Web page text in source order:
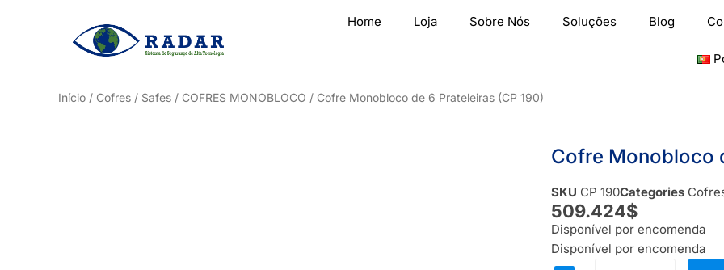
Home Loja Sobre Nós Soluções Blog
Início / Cofres / Safes / COFRES MONOBLOCO / Cofre Monobloco de 6 Prateleiras (CP 190)
Cofre Monobloco
SKU CP 190Categories
509.424$
Disponível por encomenda
Disponível por encomenda